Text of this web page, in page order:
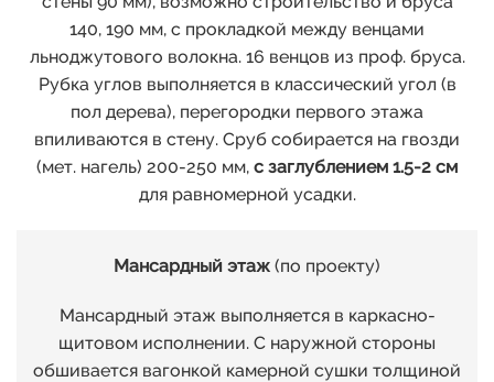
140, 190 мм, с прокладкой между венцами
льноджутового волокна. 16 венцов из проф. бруса.
Рубка углов выполняется в классический угол (в
пол дерева), перегородки первого этажа
впиливаются в стену. Сруб собирается на гвозди
(мет. нагель) 200-250 мм, с заглублением 1.5-2 см
для равномерной усадки.
Мансардный этаж (по проекту)
Мансардный этаж выполняется в каркасно-
щитовом исполнении. С наружной стороны
обшивается вагонкой камерной сушки толщиной